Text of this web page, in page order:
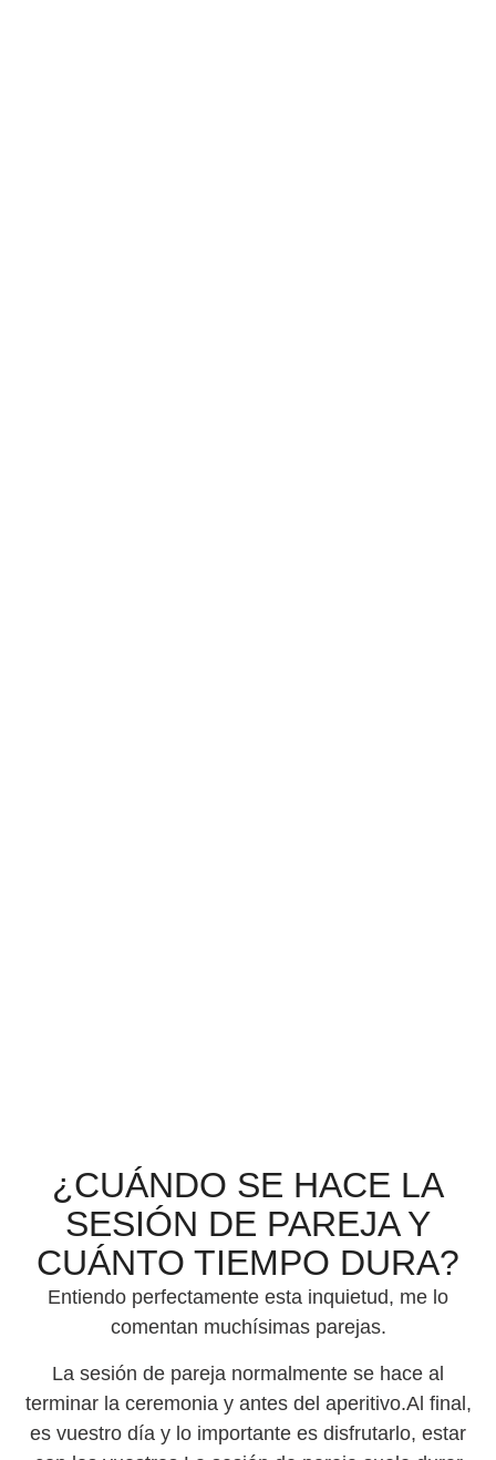
¿CUÁNDO SE HACE LA
SESIÓN DE PAREJA Y
CUÁNTO TIEMPO DURA?
Entiendo perfectamente esta inquietud, me lo
comentan muchísimas parejas.
La sesión de pareja normalmente se hace al
terminar la ceremonia y antes del aperitivo.Al final,
es vuestro día y lo importante es disfrutarlo, estar